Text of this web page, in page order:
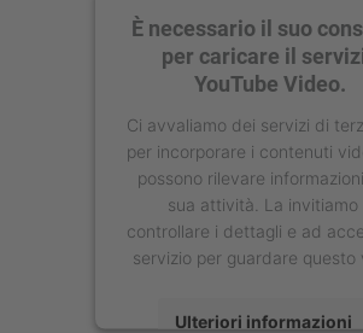
È necessario il suo
per caricare il
YouTube Video.
Ci avvaliamo dei servizi di
per incorporare i contenuti
possono rilevare
sua attività. La invitiamo
controllare i dettagli e ad
servizio per guardare questo
Ulteriori informazioni